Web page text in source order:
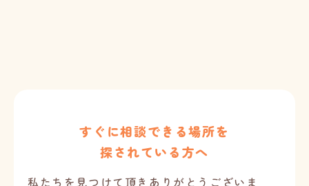
すぐに相談できる場所を
探されている方へ
私たちを見つけて頂きありがとうございま